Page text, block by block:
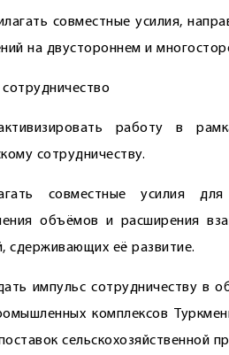
сов­местные усилия,
на двустороннем и
сотрудничество
работу в
­сотрудничеству.
­совместные усилия для
объёмов и расширения
сдерживающих её развитие.
импульс сотрудничеству в
комплексов
сельскохозяйственной